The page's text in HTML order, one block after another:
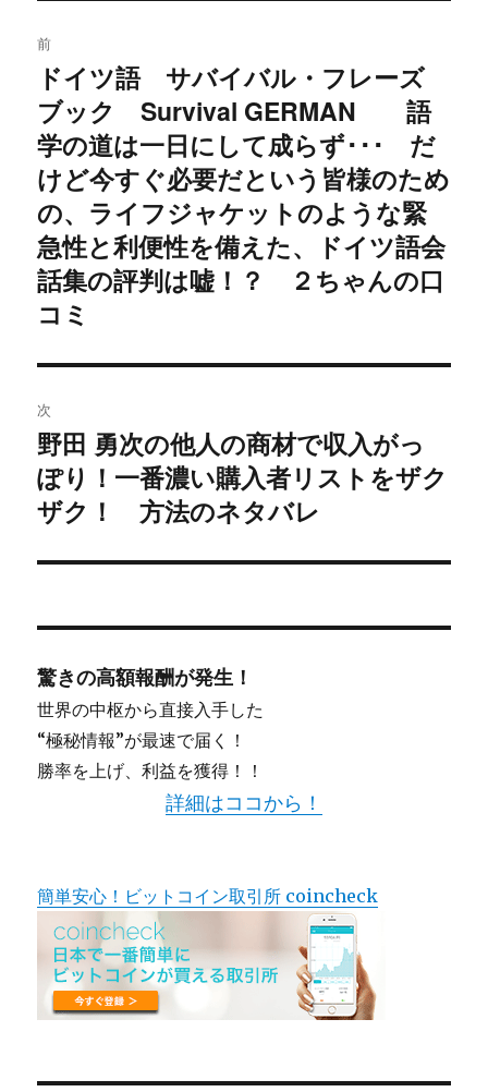
稿
ナ
ビ
ゲ
ー
シ
前
過
去
の
投
稿:
ドイツ語 サバイバル・フレーズ
ブック Survival GERMAN 語
学の道は一日にして成らず･･･ だ
けど今すぐ必要だという皆様のため
の、ライフジャケットのような緊
急性と利便性を備えた、ドイツ語会
話集の評判は嘘！？ ２ちゃんの口
コミ
次
次
の
投
稿:
野田 勇次の他人の商材で収入がっ
ぽり！一番濃い購入者リストをザク
ザク！ 方法のネタバレ
驚きの高額報酬が発生！
世界の中枢から直接入手した
“極秘情報”が最速で届く！
勝率を上げ、利益を獲得！！
詳細はココから！
簡単安心！ビットコイン取引所 coincheck